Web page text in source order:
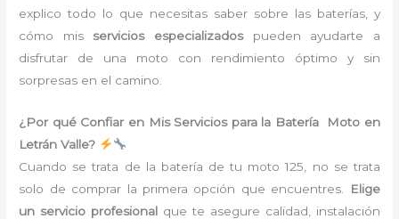
explico todo lo que necesitas saber sobre las baterías, y
cómo mis servicios especializadospueden ayudarte a
disfrutar de una moto con rendimiento óptimo y sin
sorpresas en el camino.
¿Por qué Confiar en Mis Servicios para la Batería Moto en
Letrán Valle?
Cuando se trata de la batería de tu moto 125, no se trata
solo de comprar la primera opción que encuentres.
Elige
un servicio profesional que te asegure calidad, instalación